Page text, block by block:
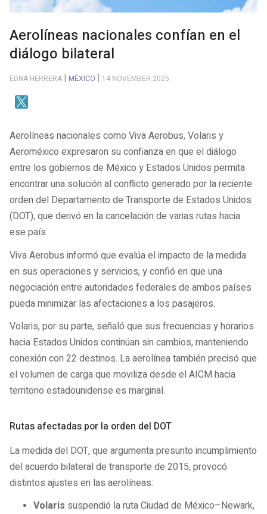
Aerolíneas nacionales confían en el
diálogo bilateral
EDNA HERRERA MÉXICO 14 NOVEMBER 2025
Aerolíneas nacionales como Viva Aerobus, Volaris y
Aeroméxico expresaron su confianza en que el diálogo
entre los gobiernos de México y Estados Unidos permita
encontrar una solución al conflicto generado por la reciente
orden del Departamento de Transporte de Estados Unidos
(DOT), que derivó en la cancelación de varias rutas hacia
ese país.
Viva Aerobus informó que evalúa el impacto de la medida
en sus operaciones y servicios, y confió en que una
negociación entre autoridades federales de ambos países
pueda minimizar las afectaciones a los pasajeros.
Volaris, por su parte, señaló que sus frecuencias y horarios
hacia Estados Unidos continúan sin cambios, manteniendo
conexión con 22 destinos. La aerolínea también precisó que
el volumen de carga que moviliza desde el AICM hacia
territorio estadounidense es marginal.
Rutas afectadas por la orden del DOT
La medida del DOT, que argumenta presunto incumplimiento
del acuerdo bilateral de transporte de 2015, provocó
distintos ajustes en las aerolíneas:
Volaris suspendió la ruta Ciudad de México–Newark,